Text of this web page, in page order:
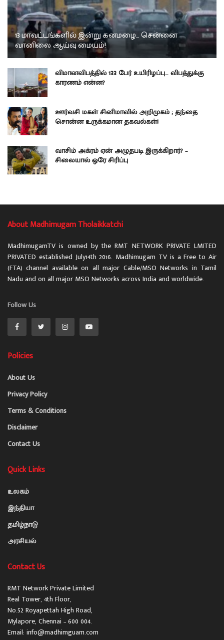
13 மாவட்டங்களில் இன்று கனமழை… சென்னை
வானிலை ஆய்வு மையம்!
விமானவிபத்தில் 133 பேர் உயிரிழப்பு… விபத்துக்கு
காரணம் என்ன?
ஊர்வசி மகள் சினிமாவில் அறிமுகம் ; தந்தை
சொன்ன உருக்கமான தகவல்கள்!
வாசிம் அக்ரம் ஏன் அழுதபடி இருக்கிறார்? –
சிலையால் ஒரே சிரிப்பு
About Madhimugam Tholaikkatchi
MadhimugamTV is owned by the RMT NETWORK PRIVATE LMITED
PRIVATED established July14th 2016. Madhimugam TV is a Free to Air
(FTA) channel available on all major Cable/MSO Networks in Tamil
Nadu and on all major MSO Networks across India and worldwide.
Follow Us
Policies
About Us
Privacy Policy
Terms & Conditions
Disclaimer
Contact Us
Quick Links
உலகம்
இந்தியா
தமிழ்நாடு
அரசியல்
Contact Us
RMT Network Private Limited
Real Tower, 4th Floor,
No.52 Royapettah High Road,
Mylapore, Chennai – 600 004.
Email: info@madhimguam.com